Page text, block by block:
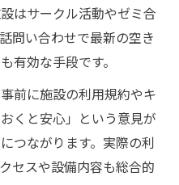
はサークル活動やゼミ合
問い合わせで最新の空き
有効な手段です。
前に施設の利用規約やキ
くと安心」という意見が
つながります。実際の利
セスや設備内容も総合的